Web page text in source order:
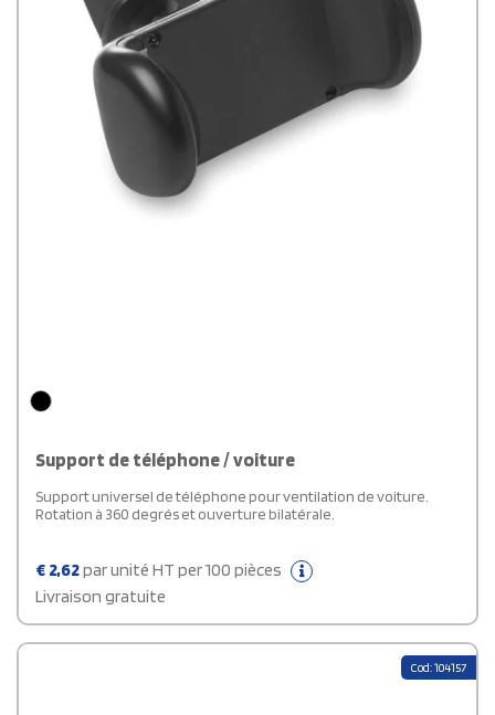
Support de téléphone / voiture
Support universel de téléphone pour ventilation de voiture.
Rotation à 360 degrés et ouverture bilatérale.
€ 2,62par unité HT per 100 pièces
Livraison gratuite
Cod: 104157